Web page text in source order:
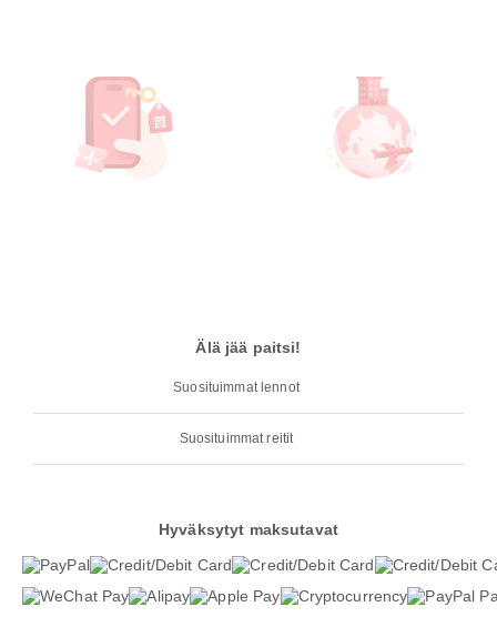
Älä jää paitsi!
Suosituimmat lennot
Suosituimmat reitit
Hyväksytyt maksutavat